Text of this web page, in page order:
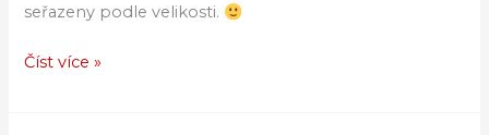
seřazeny podle velikosti.
uklizené!
Číst více »